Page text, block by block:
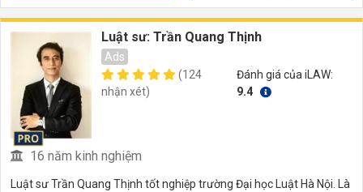
Luật sư: Trần Quang Thịnh
Ads
(124
nhận xét)
Đánh giá của iLAW:
9.4
16 năm kinh nghiệm
Luật sư Trần Quang Thịnh tốt nghiệp trường Đại học Luật Hà Nội. Là